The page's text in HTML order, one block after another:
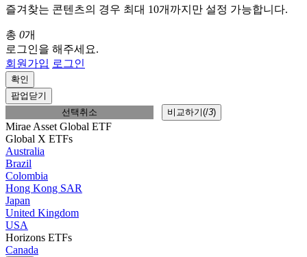
즐겨찾는 콘텐츠의 경우 최대 10개까지만 설정 가능합니다.
총 0개
로그인을 해주세요.
회원가입 로그인
확인
팝업닫기
선택취소
비교하기(/3)
Mirae Asset Global ETF
Global X ETFs
Australia
Brazil
Colombia
Hong Kong SAR
Japan
United Kingdom
USA
Horizons ETFs
Canada